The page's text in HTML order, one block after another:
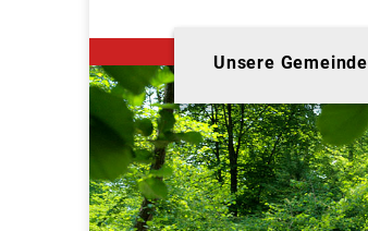
Unsere Gemeinde